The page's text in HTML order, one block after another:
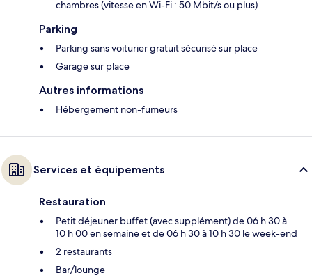
chambres (vitesse en Wi-Fi : 50 Mbit/s ou plus)
Parking
Parking sans voiturier gratuit sécurisé sur place
Garage sur place
Autres informations
Hébergement non-fumeurs
Services et équipements
Restauration
Petit déjeuner buffet (avec supplément) de 06 h 30 à
10 h 00 en semaine et de 06 h 30 à 10 h 30 le week-end
2 restaurants
Bar/lounge